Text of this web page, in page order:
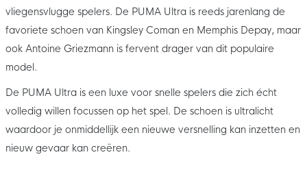
vliegensvlugge spelers. De PUMA Ultra is reeds jarenlang de
favoriete schoen van Kingsley Coman en Memphis Depay, maar
ook Antoine Griezmann is fervent drager van dit populaire
model.
De PUMA Ultra is een luxe voor snelle spelers die zich écht
volledig willen focussen op het spel. De schoen is ultralicht
waardoor je onmiddellijk een nieuwe versnelling kan inzetten en
nieuw gevaar kan creëren.